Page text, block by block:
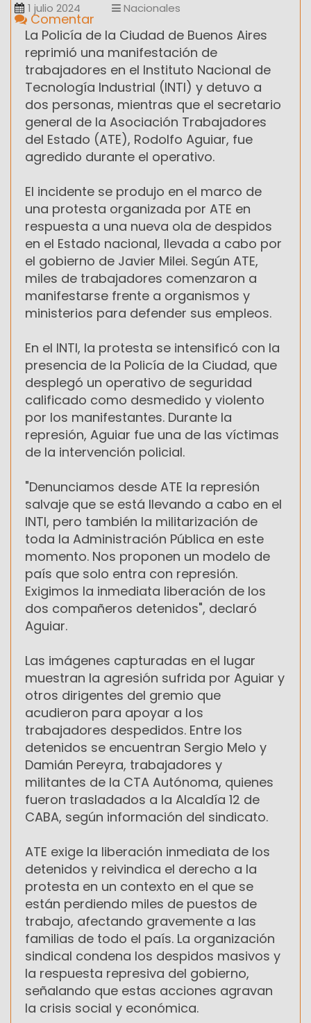
1 julio 2024 Nacionales
Comentar
La Policía de la Ciudad de Buenos Aires
reprimió una manifestación de
trabajadores en el Instituto Nacional de
Tecnología Industrial (INTI) y detuvo a
dos personas, mientras que el secretario
general de la Asociación Trabajadores
del Estado (ATE), Rodolfo Aguiar, fue
agredido durante el operativo.
El incidente se produjo en el marco de
una protesta organizada por ATE en
respuesta a una nueva ola de despidos
en el Estado nacional, llevada a cabo por
el gobierno de Javier Milei. Según ATE,
miles de trabajadores comenzaron a
manifestarse frente a organismos y
ministerios para defender sus empleos.
En el INTI, la protesta se intensificó con la
presencia de la Policía de la Ciudad, que
desplegó un operativo de seguridad
calificado como desmedido y violento
por los manifestantes. Durante la
represión, Aguiar fue una de las víctimas
de la intervención policial.
"Denunciamos desde ATE la represión
salvaje que se está llevando a cabo en el
INTI, pero también la militarización de
toda la Administración Pública en este
momento. Nos proponen un modelo de
país que solo entra con represión.
Exigimos la inmediata liberación de los
dos compañeros detenidos", declaró
Aguiar.
Las imágenes capturadas en el lugar
muestran la agresión sufrida por Aguiar y
otros dirigentes del gremio que
acudieron para apoyar a los
trabajadores despedidos. Entre los
detenidos se encuentran Sergio Melo y
Damián Pereyra, trabajadores y
militantes de la CTA Autónoma, quienes
fueron trasladados a la Alcaldía 12 de
CABA, según información del sindicato.
ATE exige la liberación inmediata de los
detenidos y reivindica el derecho a la
protesta en un contexto en el que se
están perdiendo miles de puestos de
trabajo, afectando gravemente a las
familias de todo el país. La organización
sindical condena los despidos masivos y
la respuesta represiva del gobierno,
señalando que estas acciones agravan
la crisis social y económica.